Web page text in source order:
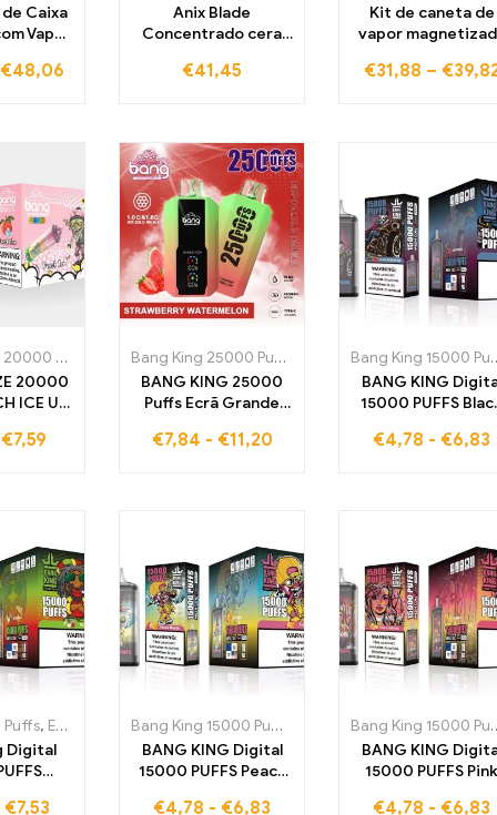
Caixa
Vaper
para
€48,06
Anix Blade
Concentrado cera
de 650mah
€41,45
Kit de caneta de
vapor
tensão ajustável
€31,88 – €
Puffs Cigarros eletrónicos descartáveis Portugal,Cigarros
20000
ICE Um
que lhe
€7,59
Bang King 25000 Puffs Cigarros eletrónicos
BANG KING 25000
Puffs Ecrã Grande
Eletrónico O prazer
€7,84 - €11,20
Bang
BANG KING
15000 PUFFS
tragos cheios de
€4,78 - €6,83
, E-cigarrilhas ,Cigarros eletrónicos descartáveis Portugal,
Digital
€7,53
Bang King 15000 Puffs Cigarros eletrónicos
BANG KING Digital
15000 PUFFS Peach
€4,78 - €6,83
Bang
BANG KING
15000 PUFFS Pink
€4,78 - €6,83